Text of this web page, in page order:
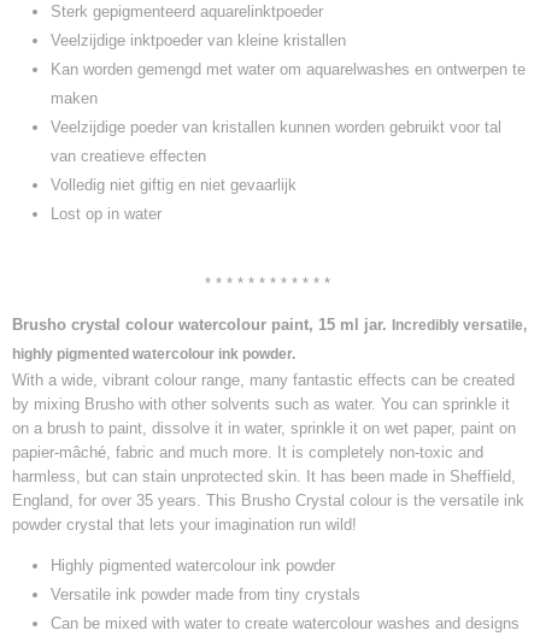
Sterk gepigmenteerd aquarelinktpoeder
Veelzijdige inktpoeder van kleine kristallen
Kan worden gemengd met water om aquarelwashes en ontwerpen te
maken
Veelzijdige poeder van kristallen kunnen worden gebruikt voor tal
van creatieve effecten
Volledig niet giftig en niet gevaarlijk
Lost op in water
* * * * * * * * * * * *
Brusho crystal colour watercolour paint, 15 ml jar.
Incredibly versatile,
highly pigmented watercolour ink powder.
With a wide, vibrant colour range, many fantastic effects can be created
by mixing Brusho with other solvents such as water. You can sprinkle it
on a brush to paint, dissolve it in water, sprinkle it on wet paper, paint on
papier-mâché, fabric and much more. It is completely non-toxic and
harmless, but can stain unprotected skin. It has been made in Sheffield,
England, for over 35 years. This Brusho Crystal colour is the versatile ink
powder crystal that lets your imagination run wild!
Highly pigmented watercolour ink powder
Versatile ink powder made from tiny crystals
Can be mixed with water to create watercolour washes and designs